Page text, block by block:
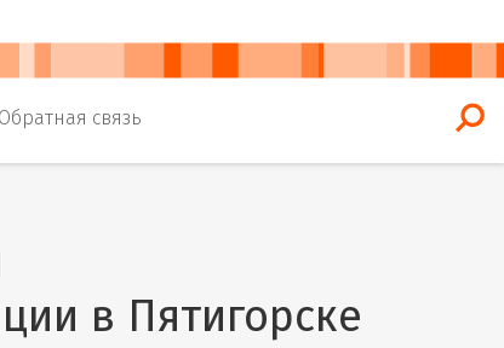
Обратная связь
в Пятигорске